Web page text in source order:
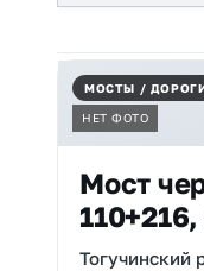
МОСТЫ /
НЕТ ФОТО
Мост
Тогучинский